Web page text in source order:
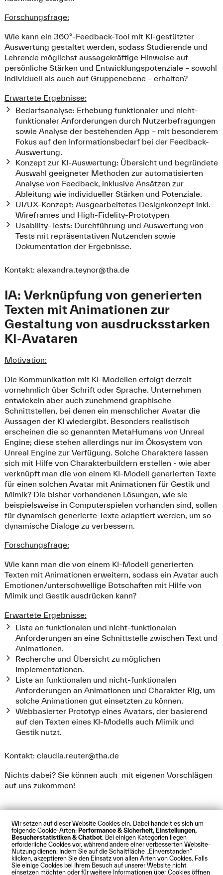
Wir setzen auf dieser Website Cookies ein. Dabei handelt es sich um
folgende Cookie-Arten: Performance & Sicherheit, Einstellungen,
Besucherstatistiken & Chatbot . Bei einigen Kategorien liegen
erforderliche Cookies vor, während andere einer verbesserten Website-
Nutzung dienen. Indem Sie auf die Schaltfläche „Einverstanden“
klicken, akzeptieren Sie den Einsatz von allen Arten von Cookies. Falls
Sie einige Cookies bei Ihrem Besuch auf unserer Website nicht
einsetzen möchten oder für weitere Informationen über Cookies öffnen
Forschungsfrage:
Wie kann ein 360°-Feedback-Tool mit KI-gestützter
Auswertung gestaltet werden, sodass Studierende und
Lehrende möglichst aussagekräftige Hinweise auf
persönliche Stärken und Entwicklungspotenziale – sowohl
individuell als auch auf Gruppenebene – erhalten?
Erwartete Ergebnisse:
Bedarfsanalyse: Erhebung funktionaler und nicht-
funktionaler Anforderungen durch Nutzerbefragungen
sowie Analyse der bestehenden App – mit besonderem
Fokus auf den Informationsbedarf bei der Feedback-
Auswertung.
Konzept zur KI-Auswertung: Übersicht und begründete
Auswahl geeigneter Methoden zur automatisierten
Analyse von Feedback, inklusive Ansätzen zur
Ableitung wie individueller Stärken und Potenziale.
UI/UX-Konzept: Ausgearbeitetes Designkonzept inkl.
Wireframes und High-Fidelity-Prototypen
Usability-Tests: Durchführung und Auswertung von
Tests mit repräsentativen Nutzenden sowie
Dokumentation der Ergebnisse.
Kontakt: alexandra.teynor@tha.de
IA: Verknüpfung von generierten
Texten mit Animationen zur
Gestaltung von ausdrucksstarken
KI-Avataren
Motivation:
Die Kommunikation mit KI-Modellen erfolgt derzeit
vornehmlich über Schrift oder Sprache. Unternehmen
entwickeln aber auch zunehmend graphische
Schnittstellen, bei denen ein menschlicher Avatar die
Aussagen der KI wiedergibt. Besonders realistisch
erscheinen die so genannten MetaHumans von Unreal
Engine; diese stehen allerdings nur im Ökosystem von
Unreal Engine zur Verfügung. Solche Charaktere lassen
sich mit Hilfe von Charakterbuildern erstellen - wie aber
verknüpft man die von einem KI-Modell generierten Texte
für einen solchen Avatar mit Animationen für Gestik und
Mimik? Die bisher vorhandenen Lösungen, wie sie
beispielsweise in Computerspielen vorhanden sind, sollen
für dynamisch generierte Texte adaptiert werden, um so
dynamische Dialoge zu verbessern.
Forschungsfrage:
Wie kann man die von einem KI-Modell generierten
Texten mit Animationen erweitern, sodass ein Avatar auch
Emotionen/unterschwellige Botschaften mit Hilfe von
Mimik und Gestik ausdrücken kann?
Erwartete Ergebnisse:
Liste an funktionalen und nicht-funktionalen
Anforderungen an eine Schnittstelle zwischen Text und
Animationen.
Recherche und Übersicht zu möglichen
Implementationen.
Liste an funktionalen und nicht-funktionalen
Anforderungen an Animationen und Charakter Rig, um
solche Animationen gut einsetzten zu können.
Webbasierter Prototyp eines Avatars, der basierend
auf den Texten eines KI-Modells auch Mimik und
Gestik nutzt.
Kontakt: claudia.reuter@tha.de
Nichts dabei? Sie können auch mit eigenen Vorschlägen
auf uns zukommen!
Impressum Datenschutz Cookies
Barrierefreiheit
Kontakt Presse Anfahrt Intranet Webmail
© Technische Hochschule Augsburg